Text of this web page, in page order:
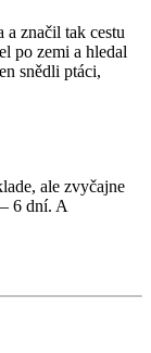
a značil tak cestu
po zemi a hledal
snědli ptáci,
ale zvyčajne
6 dní. A